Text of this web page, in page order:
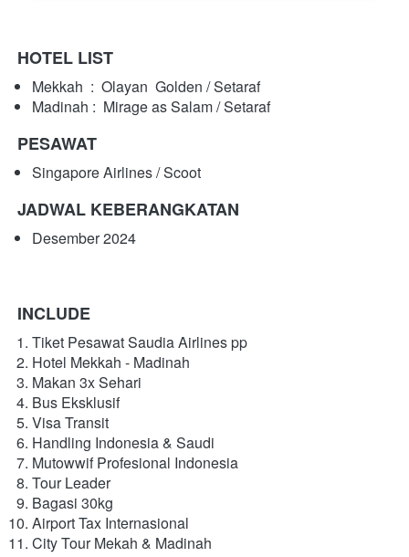
HOTEL LIST
Mekkah  : Olayan  Golden / Setaraf
Madinah : Mirage as Salam / Setaraf
PESAWAT
Singapore Airlines / Scoot
JADWAL KEBERANGKATAN
Desember 2024
INCLUDE
Tiket Pesawat Saudia Airlines pp
Hotel Mekkah - Madinah
Makan 3x Sehari
Bus Eksklusif
Visa Transit
Handling Indonesia & Saudi
Mutowwif Profesional Indonesia
Tour Leader
Bagasi 30kg
Airport Tax Internasional
City Tour Mekah & Madinah